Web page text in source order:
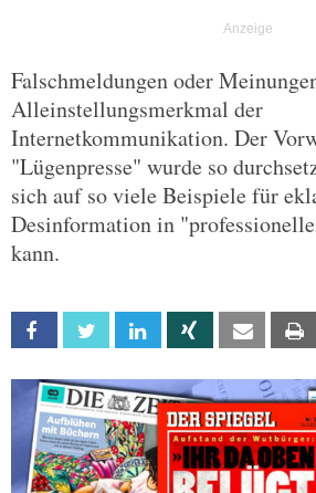
Falschmeldungen oder
Alleinstellungsmerkmal der
Internetkommunikation. Der
"Lügenpresse" wurde so
sich auf so viele Beispiele für
Desinformation in
kann.
Facebook Twitter Linkedin Xing Email